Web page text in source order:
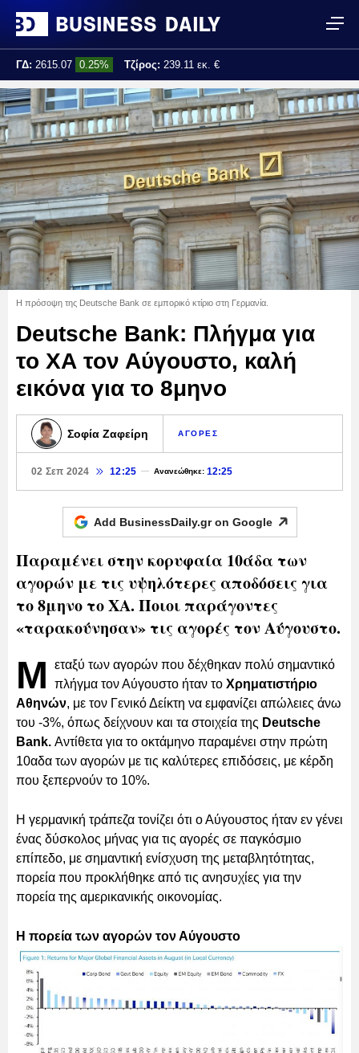
ΓΔ: 2615.07 0.25% Τζίρος: 239.11 εκ. €
Τελ. ενημέρωση: 17:25:01
Η πρόσοψη της Deutsche Bank σε εμπορικό κτίριο στη Γερμανία.
Deutsche Bank: Πλήγμα για
το ΧΑ τον Αύγουστο, καλή
εικόνα για το 8μηνο
Σοφία Ζαφείρη ΑΓΟΡΕΣ
02 Σεπ 2024 12:25 Ανανεώθηκε: 12:25
Add BusinessDaily.gr on Google
Παραμένει στην κορυφαία 10άδα των
αγορών με τις υψηλότερες αποδόσεις για
το 8μηνο το ΧΑ. Ποιοι παράγοντες
«ταρακούνησαν» τις αγορές τον Αύγουστο.
Μ
εταξύ των αγορών που δέχθηκαν πολύ σημαντικό
πλήγμα τον Αύγουστο ήταν το Χρηματιστήριο
Αθηνών, με τον Γενικό Δείκτη να εμφανίζει απώλειες άνω
του -3%, όπως δείχνουν και τα στοιχεία της Deutsche
Bank. Αντίθετα για το οκτάμηνο παραμένει στην πρώτη
10αδα των αγορών με τις καλύτερες επιδόσεις, με κέρδη
που ξεπερνούν το 10%.
Η γερμανική τράπεζα τονίζει ότι ο Αύγουστος ήταν εν γένει
ένας δύσκολος μήνας για τις αγορές σε παγκόσμιο
επίπεδο, με σημαντική ενίσχυση της μεταβλητότητας,
πορεία που προκλήθηκε από τις ανησυχίες για την
πορεία της αμερικανικής οικονομίας.
Η πορεία των αγορών τον Αύγουστο